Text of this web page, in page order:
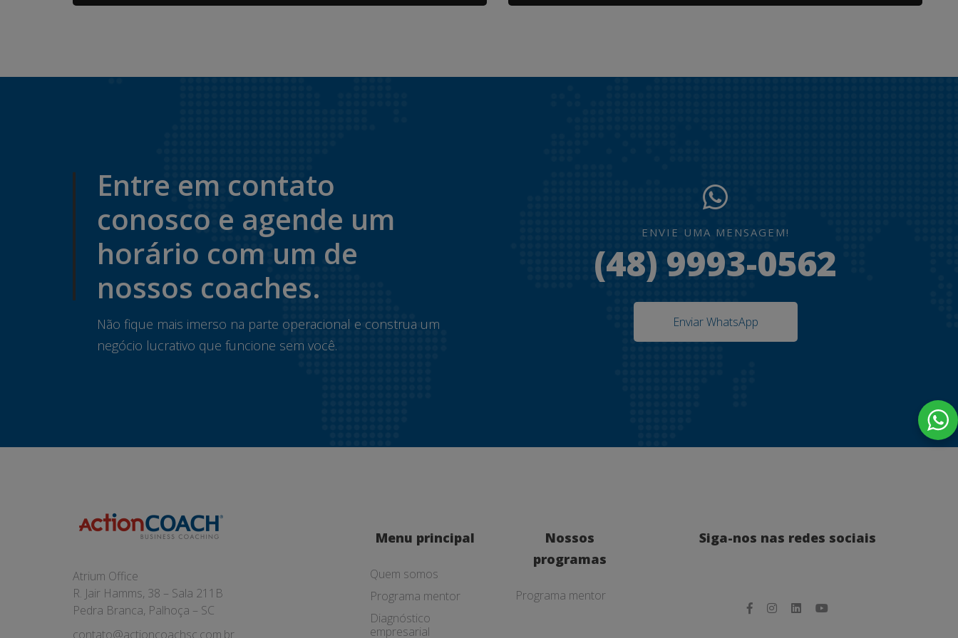
Entre em contato
conosco e agende um
horário com um de
nossos coaches.
Não fique mais imerso na parte operacional e construa um
negócio lucrativo que funcione sem você.
ENVIE UMA MENSAGEM!
(48) 9993-0562
Enviar WhatsApp
Atrium Office
R. Jair Hamms, 38 – Sala 211B
Pedra Branca, Palhoça – SC
contato@actioncoachsc.com.br
Menu principal
Quem somos
Programa mentor
Diagnóstico
empresarial
Nossos
programas
Programa mentor
Siga-nos nas redes sociais